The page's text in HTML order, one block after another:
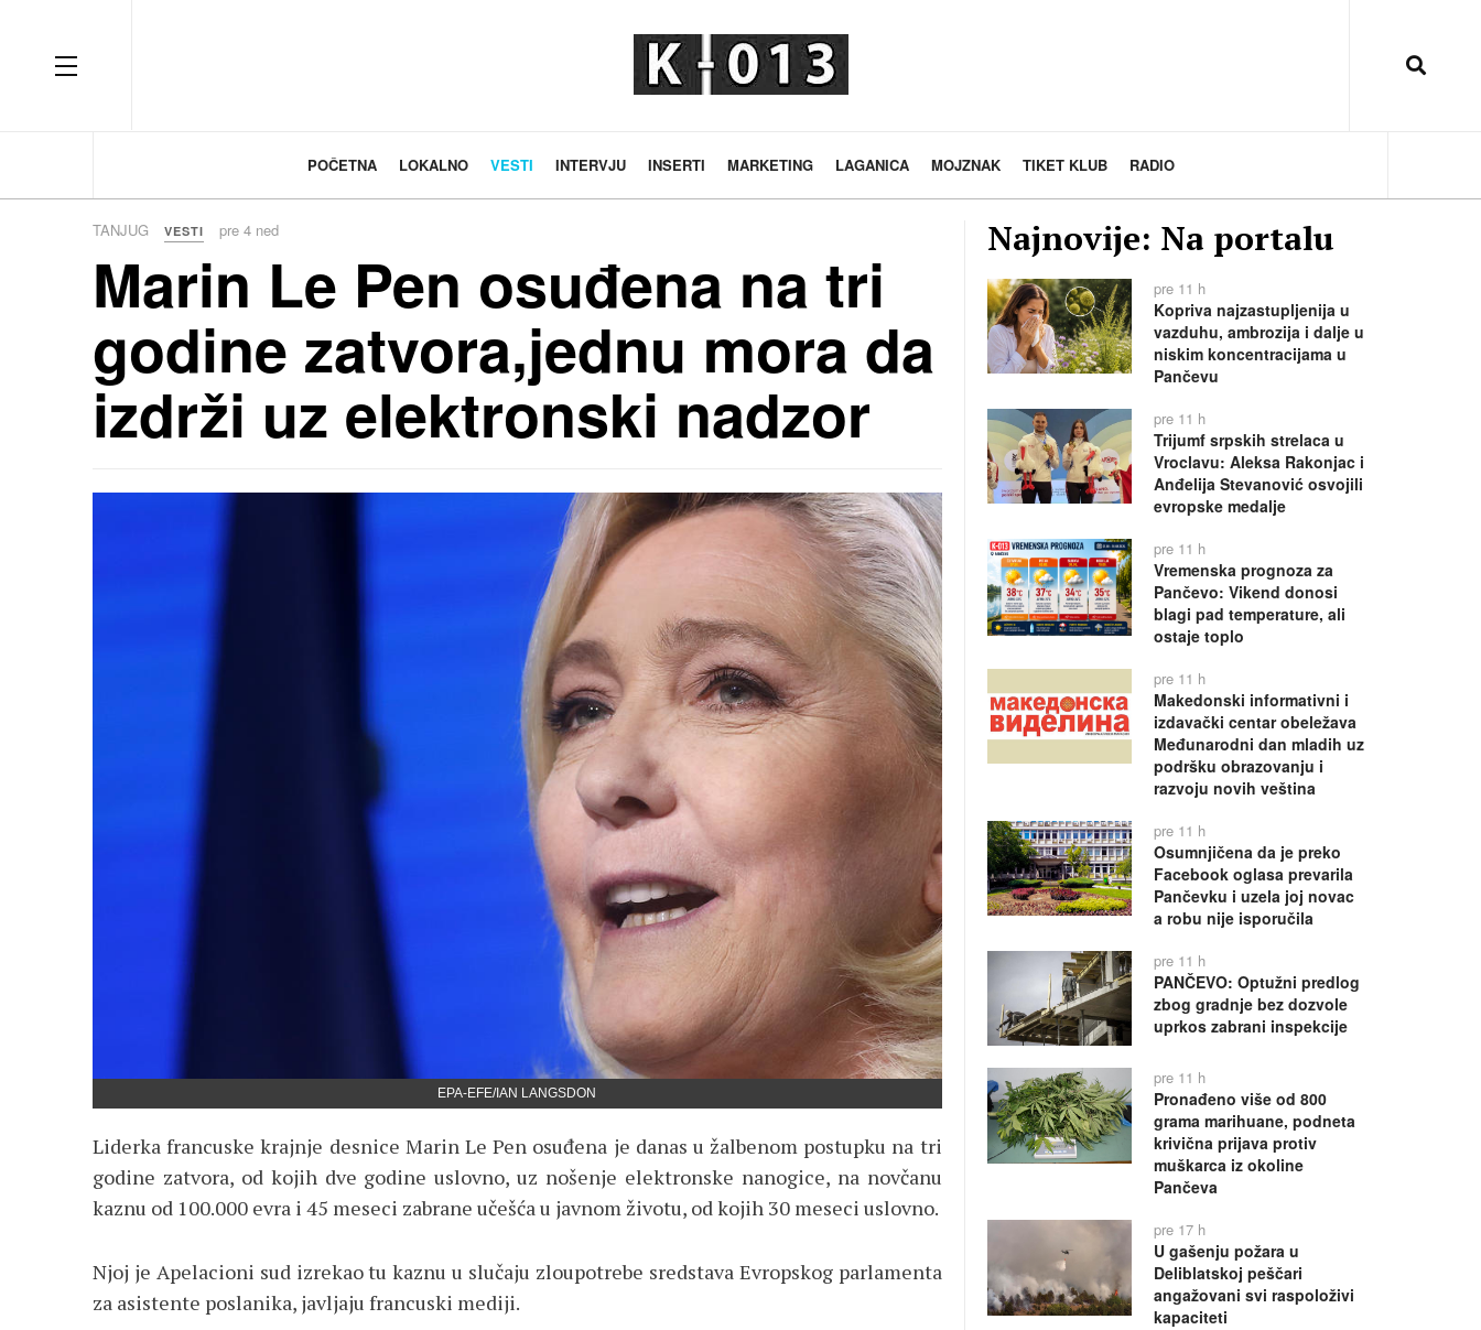
OFF CANVAS
POČETNA LOKALNO VESTI INTERVJU INSERTI MARKETING LAGANICA MOJZNAK TIKET KLUB RADIO
TANJUG VESTI pre 4 ned
Marin Le Pen osuđena na tri
godine zatvora,jednu mora da
izdrži uz elektronski nadzor
EPA-EFE/IAN LANGSDON
Liderka francuske krajnje desnice Marin Le Pen osuđena je danas u žalbenom postupku na tri
godine zatvora, od kojih dve godine uslovno, uz nošenje elektronske nanogice, na novčanu
kaznu od 100.000 evra i 45 meseci zabrane učešća u javnom životu, od kojih 30 meseci uslovno.
Njoj je Apelacioni sud izrekao tu kaznu u slučaju zloupotrebe sredstava Evropskog parlamenta
za asistente poslanika, javljaju francuski mediji.
Najnovije: Na portalu
pre 11 h
Kopriva najzastupljenija u
vazduhu, ambrozija i dalje u
niskim koncentracijama u
Pančevu
pre 11 h
Trijumf srpskih strelaca u
Vroclavu: Aleksa Rakonjac i
Anđelija Stevanović osvojili
evropske medalje
pre 11 h
Vremenska prognoza za
Pančevo: Vikend donosi
blagi pad temperature, ali
ostaje toplo
pre 11 h
Makedonski informativni i
izdavački centar obeležava
Međunarodni dan mladih uz
podršku obrazovanju i
razvoju novih veština
pre 11 h
Osumnjičena da je preko
Facebook oglasa prevarila
Pančevku i uzela joj novac
a robu nije isporučila
pre 11 h
PANČEVO: Optužni predlog
zbog gradnje bez dozvole
uprkos zabrani inspekcije
pre 11 h
Pronađeno više od 800
grama marihuane, podneta
krivična prijava protiv
muškarca iz okoline
Pančeva
pre 17 h
U gašenju požara u
Deliblatskoj peščari
angažovani svi raspoloživi
kapaciteti